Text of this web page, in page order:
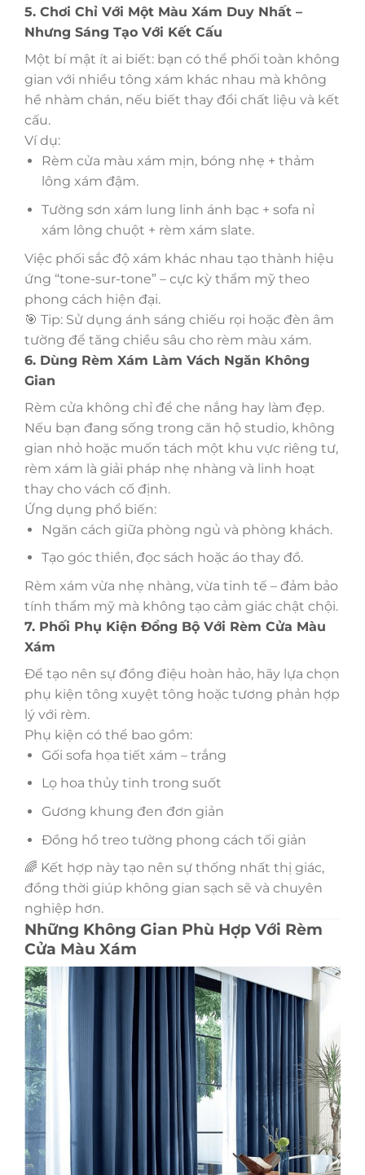
5. Chơi Chỉ Với Một Màu Xám Duy Nhất –
Nhưng Sáng Tạo Với Kết Cấu
Một bí mật ít ai biết: bạn có thể phối toàn không
gian với nhiều tông xám khác nhau mà không
hề nhàm chán, nếu biết thay đổi chất liệu và kết
cấu.
Ví dụ:
Rèm cửa màu xám mịn, bóng nhẹ + thảm
lông xám đậm.
Tường sơn xám lung linh ánh bạc + sofa nỉ
xám lông chuột + rèm xám slate.
Việc phối sắc độ xám khác nhau tạo thành hiệu
ứng “tone-sur-tone” – cực kỳ thẩm mỹ theo
phong cách hiện đại.
🎯 Tip: Sử dụng ánh sáng chiếu rọi hoặc đèn âm
tường để tăng chiều sâu cho rèm màu xám.
6. Dùng Rèm Xám Làm Vách Ngăn Không
Gian
Rèm cửa không chỉ để che nắng hay làm đẹp.
Nếu bạn đang sống trong căn hộ studio, không
gian nhỏ hoặc muốn tách một khu vực riêng tư,
rèm xám là giải pháp nhẹ nhàng và linh hoạt
thay cho vách cố định.
Ứng dụng phổ biến:
Ngăn cách giữa phòng ngủ và phòng khách.
Tạo góc thiền, đọc sách hoặc áo thay đồ.
Rèm xám vừa nhẹ nhàng, vừa tinh tế – đảm bảo
tính thẩm mỹ mà không tạo cảm giác chật chội.
7. Phối Phụ Kiện Đồng Bộ Với Rèm Cửa Màu
Xám
Để tạo nên sự đồng điệu hoàn hảo, hãy lựa chọn
phụ kiện tông xuyệt tông hoặc tương phản hợp
lý với rèm.
Phụ kiện có thể bao gồm:
Gối sofa họa tiết xám – trắng
Lọ hoa thủy tinh trong suốt
Gương khung đen đơn giản
Đồng hồ treo tường phong cách tối giản
🌈 Kết hợp này tạo nên sự thống nhất thị giác,
đồng thời giúp không gian sạch sẽ và chuyên
nghiệp hơn.
Những Không Gian Phù Hợp Với Rèm
Cửa Màu Xám